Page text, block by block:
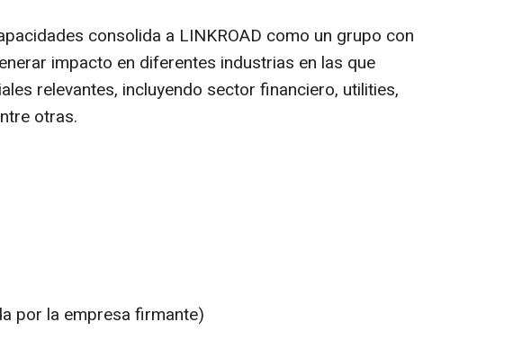
consolida a LINKROAD como un grupo con
impacto en diferentes industrias en las que
relevantes, incluyendo sector financiero, utilities,
otras.
por la empresa firmante)